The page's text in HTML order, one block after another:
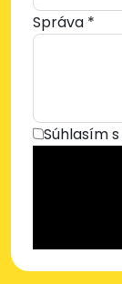
Správa *
Súhlasím s